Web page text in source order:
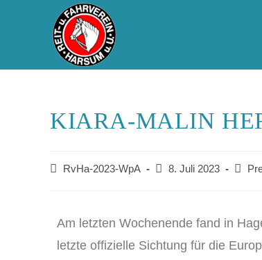
KIARA-MALIN
RvHa-2023-WpA 8. Juli 2023
Am letzten Wochenende fand in
letzte offizielle Sichtung für die